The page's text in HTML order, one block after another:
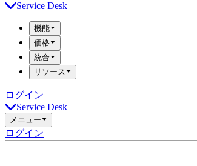
Service Desk
機能
価格
統合
リソース
ログイン
Service Desk
メニュー
ログイン